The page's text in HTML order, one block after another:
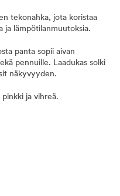
tekonahka, jota koristaa
ja lämpötilanmuutoksia.
panta sopii aivan
pennuille. Laadukas solki
näkyvyyden.
pinkki ja vihreä.